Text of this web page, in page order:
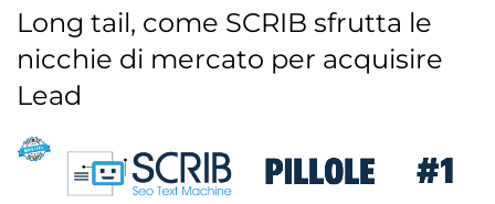
Long tail, come SCRIB sfrutta le
nicchie di mercato per acquisire
Lead